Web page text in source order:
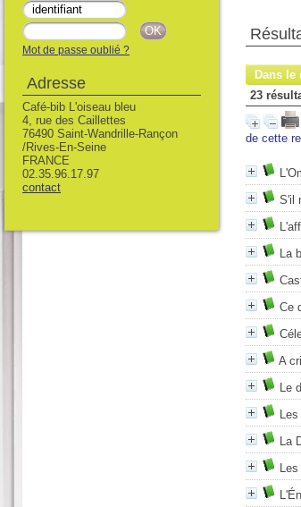
Dans le
23
de cette
S'il
La
Ce
A
Le
La
Mot de passe oublié ?
Adresse
Café-bib L'oiseau bleu
4, rue des Caillettes
76490 Saint-Wandrille-Rançon
/Rives-En-Seine
FRANCE
02.35.96.17.97
contact